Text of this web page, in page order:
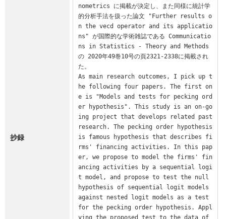
抄録
nometrics に掲載が決定し、また同様に統計学
的分析手法を扱った論文 "Further results o
n the vecd operator and its applicatio
ns" が国際的な学術雑誌である Communicatio
ns in Statistics - Theory and Methods
の 2020年49巻10号の頁2321-2338に掲載され
た。
As main research outcomes, I pick up t
he following four papers. The first on
e is "Models and tests for pecking ord
er hypothesis". This study is an on-go
ing project that develops related past
research. The pecking order hypothesis
is famous hypothesis that describes fi
rms' financing activities. In this pap
er, we propose to model the firms' fin
ancing activities by a sequential logi
t model, and propose to test the null
hypothesis of sequential logit models
against nested logit models as a test
for the pecking order hypothesis. Appl
ying the proposed test to the data of